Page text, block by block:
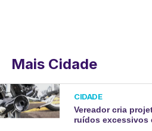
Mais Cidade
CIDADE
Vereador cria
ruídos excessivos